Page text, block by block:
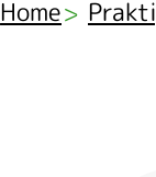
Home